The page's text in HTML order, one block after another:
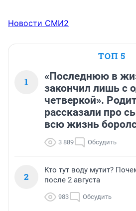
Новости СМИ2
ТОП 5
1
«Последнюю в
закончил лишь с
четверкой».
рассказали про
всю жизнь
3 889 Обсудить
2
Кто тут воду мутит?
после 2 августа
983 Обсудить